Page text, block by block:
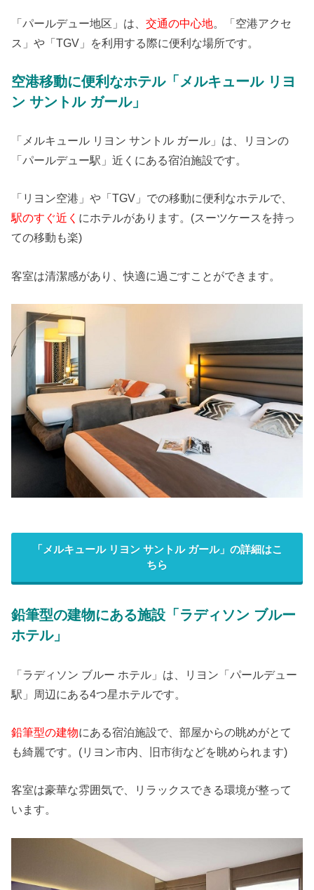
「パールデュー地区」は、交通の中心地。「空港アクセ
ス」や「TGV」を利用する際に便利な場所です。
空港移動に便利なホテル「メルキュール リヨ
ン サントル ガール」
「メルキュール リヨン サントル ガール」は、リヨンの
「パールデュー駅」近くにある宿泊施設です。
「リヨン空港」や「TGV」での移動に便利なホテルで、
駅のすぐ近く にホテルがあります。(スーツケースを持っ
ての移動も楽)
客室は清潔感があり、快適に過ごすことができます。
「メルキュール リヨン サントル ガール」の詳細はこ
ちら
鉛筆型の建物にある施設「ラディソン ブルー
ホテル」
「ラディソン ブルー ホテル」は、リヨン「パールデュー
駅」周辺にある4つ星ホテルです。
鉛筆型の建物にある宿泊施設で、部屋からの眺めがとて
も綺麗です。(リヨン市内、旧市街などを眺められます)
客室は豪華な雰囲気で、リラックスできる環境が整って
います。